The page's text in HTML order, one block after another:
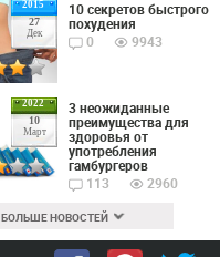
2015
27
Дек
10 секретов быстрого
похудения
0
9943
2022
10
Март
3 неожиданные
преимущества для
здоровья от
употребления
гамбургеров
113
2960
БОЛЬШЕ НОВОСТЕЙ